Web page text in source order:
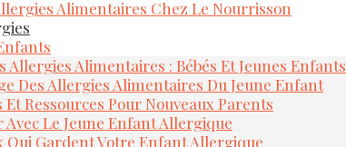
Alimentaires Chez Le Nourrisson
Allergies Alimentaires : Bébés Et Jeunes Enfants
Des Allergies Alimentaires Du Jeune Enfant
Et Ressources Pour Nouveaux Parents
Le Jeune Enfant Allergique
Qui Gardent Votre Enfant Allergique